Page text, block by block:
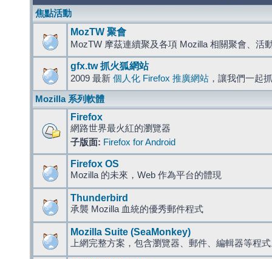
焦點活動
MozTW 聚會
MozTW 摩茲連續聚及各項 Mozilla 相關聚會、活
gfx.tw 抓火狐網站
2009 最新 個人化 Firefox 推廣網站 ，讓我們一起
Mozilla 系列軟體
Firefox
網路世界最火紅的瀏覽器
子版面: Firefox for Android
Firefox OS
Mozilla 的未來，Web 作為平台的體現
Thunderbird
承襲 Mozilla 血統的優秀郵件程式
Mozilla Suite (SeaMonkey)
上網完整方案，包含瀏覽器、郵件、編輯器等程